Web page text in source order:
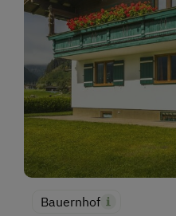
Bauernhof